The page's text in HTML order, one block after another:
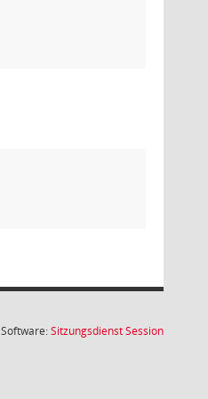
Software:SitzungsdienstSession(Wird in